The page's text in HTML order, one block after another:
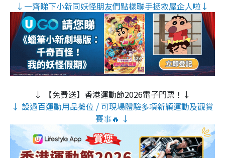
↓一齊睇下小新同妖怪朋友們點樣聯手拯救屋企人啦↓
↓ 【免費送】香港運動節2026電子門票！↓
↓ 設過百運動用品攤位 / 可現場體驗多項新穎運動及觀賞
賽事🔥 ↓